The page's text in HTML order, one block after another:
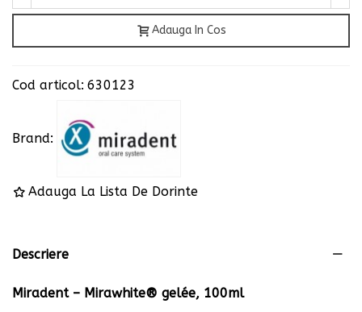
Adauga In Cos
Cod articol: 630123
Brand:
Adauga La Lista De Dorinte
Descriere
Miradent – Mirawhite® gelée, 100ml